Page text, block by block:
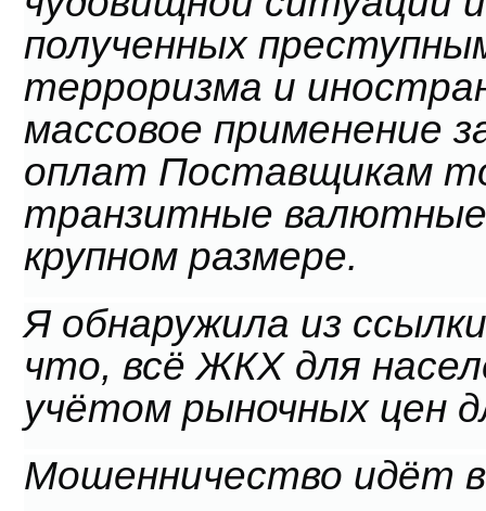
полученных
терроризма и
массовое применение
оплат Поставщикам
транзитные
крупном размере.
Я обнаружила из
что, всё ЖКХ для
учётом рыночных цен
Мошенничество идёт